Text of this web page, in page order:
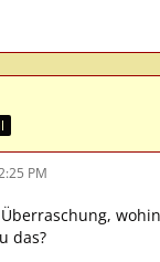
PM
das?